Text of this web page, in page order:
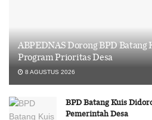
ABPEDNAS Dorong BPD
Program Prioritas Desa
8 AGUSTUS 2026
BPD Batang Kuis
Pemerintah Desa